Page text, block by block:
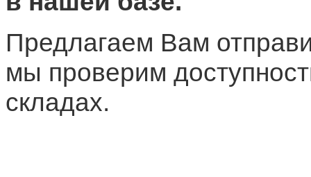
Предлагаем Вам
мы проверим
складах.